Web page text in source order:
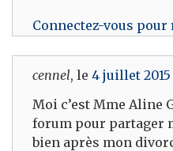
Connectez-vous pour
cennel, le 4 juillet 2015
Moi c’est Mme Aline
forum pour partager
bien après mon